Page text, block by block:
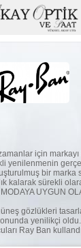
için
yenilenmenin
bir marka
kalarak sürekli
UYGUN
gözlükleri
yenilikçi oldu.
Ray Ban